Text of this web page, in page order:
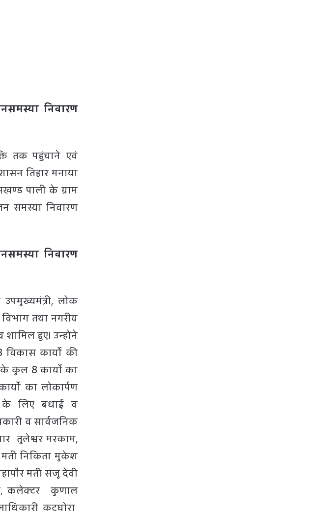
निवारण
तक पहुंचाने एवं
तिहार मनाया
पाली के ग्राम
समस्या निवारण
निवारण
लोक
तथा नगरीय
शामिल हुए। उन्होंने
कार्याे की
कुल 8 कार्याे का
का लोकार्पण
के लिए बधाई व
व सार्वजनिक
तुलेश्वर मरकाम,
निकिता मुकेश
मती संजू देवी
कलेक्टर कुणाल
कटघोरा